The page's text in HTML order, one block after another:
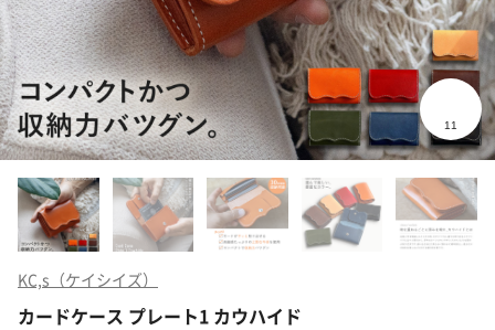
KC,s（ケイシイズ）
カードケース プレート1 カウハイド